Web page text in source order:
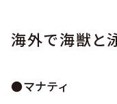
海外で海獣と
●マナティ